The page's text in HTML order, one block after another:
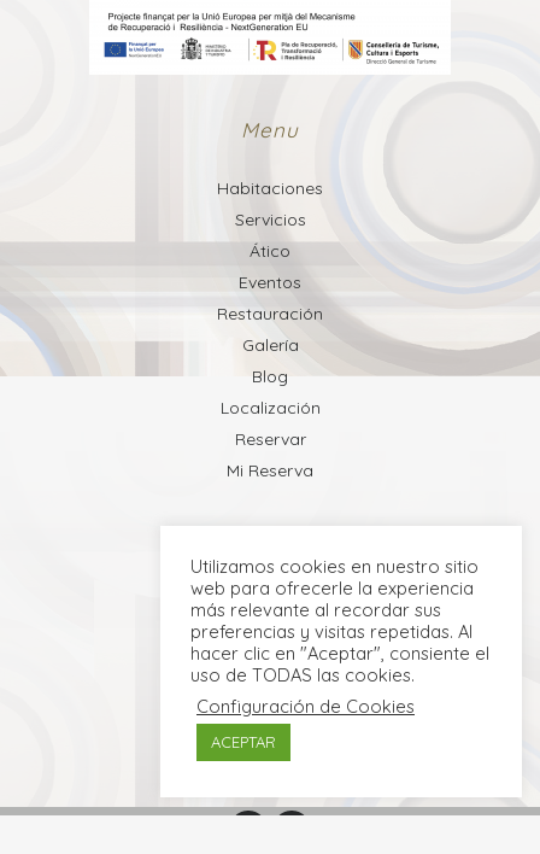
Menu
Habitaciones
Servicios
Ático
Eventos
Restauración
Galería
Blog
Localización
Reservar
Mi Reserva
Utilizamos cookies en nuestro sitio
web para ofrecerle la experiencia
más relevante al recordar sus
preferencias y visitas repetidas. Al
hacer clic en "Aceptar", consiente el
uso de TODAS las cookies.
Configuración de Cookies
ACEPTAR